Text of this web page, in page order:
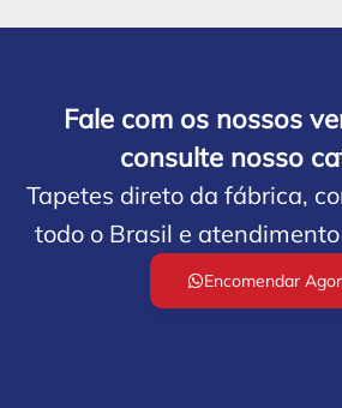
Fale com os nossos
consulte nosso
Tapetes direto da fábrica,
todo o Brasil e
Encomendar